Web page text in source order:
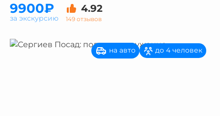
9900₽ 4.92
149 отзывов
за экскурсию
на авто до 4 человек